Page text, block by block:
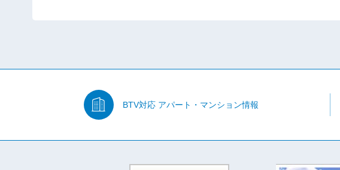
BTV対応 アパート・マンション情報